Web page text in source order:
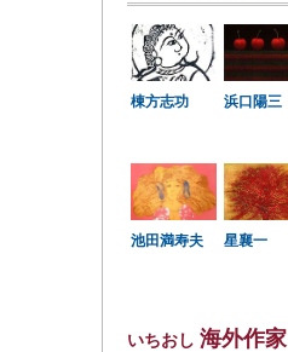
棟方志功 浜口陽三
池田満寿夫 星襄一
いちおし 海外作家